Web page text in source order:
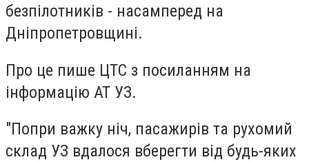
безпілотників - насамперед на
Дніпропетровщині.
Про це пише ЦТС з посиланням на
інформацію АТ УЗ.
"Попри важку ніч, пасажирів та рухомий
склад УЗ вдалося вберегти від будь-яких